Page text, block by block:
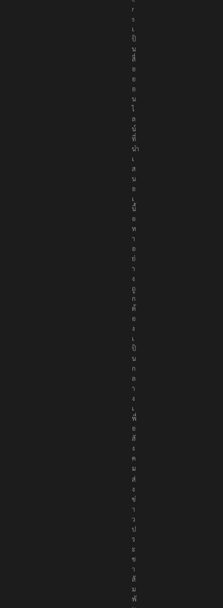
t
e
r
s
เ
ป็
น
สื่
อ
อ
อ
น
ไ
ล
น์
ที่
นำ
เ
ส
น
อ
เ
นื้
อ
ห
า
อ
ย่
า
ง
ถู
ก
ต้
อ
ง
เ
ป็
น
ก
ล
า
ง
เ
พื่
อ
สั
ง
ค
ม
ส่
ง
ข่
า
ว
ป
ร
ะ
ช
า
สั